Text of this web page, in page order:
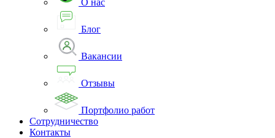
О нас
Блог
Вакансии
Отзывы
Портфолио работ
Сотрудничество
Контакты